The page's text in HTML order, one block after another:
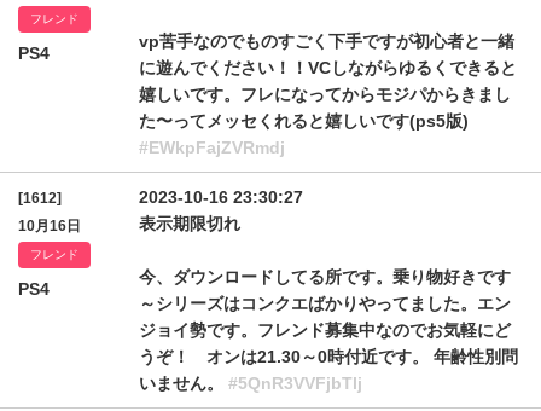
フレンド
PS4
vp苦手なのでものすごく下手ですが初心者と一緒
に遊んでください！！VCしながらゆるくできると
嬉しいです。フレになってからモジパからきまし
た〜ってメッセくれると嬉しいです(ps5版)
#EWkpFajZVRmdj
[1612]
10月16日
フレンド
PS4
2023-10-16 23:30:27
表示期限切れ
今、ダウンロードしてる所です。乗り物好きです
～シリーズはコンクエばかりやってました。エン
ジョイ勢です。フレンド募集中なのでお気軽にど
うぞ！ オンは21.30～0時付近です。 年齢性別問
いません。 #5QnR3VVFjbTlj